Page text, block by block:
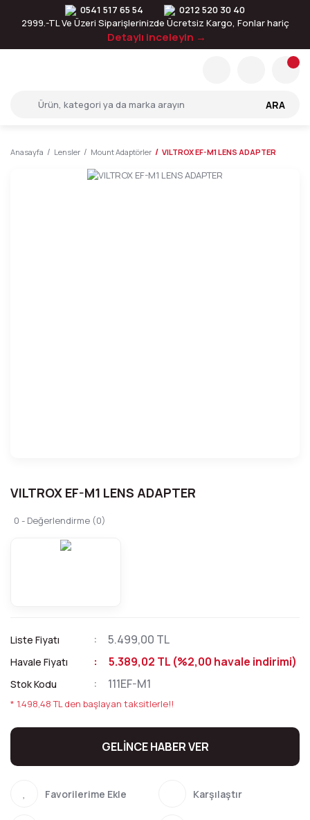
0541 517 65 54
0212 520 30 40
2999.-TL Ve Üzeri Siparişlerinizde Ücretsiz Kargo, Fonlar hariç
Detaylı inceleyin →
ARA
Anasayfa Lensler Mount Adaptörler VILTROX EF-M1 LENS ADAPTER
VILTROX EF-M1 LENS ADAPTER
0 - Değerlendirme (0)
Liste Fiyatı 5.499,00 TL
Havale Fiyatı 5.389,02 TL (%2,00 havale indirimi)
Stok Kodu 111EF-M1
* 1.498,48 TL den başlayan taksitlerle!!
GELİNCE HABER VER
Karşılaştır